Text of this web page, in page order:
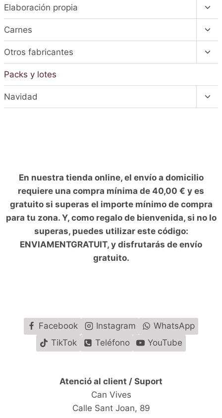
Elaboración propia
hijo
Carnes
hijo
Otros fabricantes
Packs y lotes
Navidad
En nuestra tienda online, el envío a domicilio
requiere una compra mínima de 40,00 € y es
gratuito si superas el importe mínimo de compra
para tu zona. Y, como regalo de bienvenida, si no lo
superas, puedes utilizar este código:
ENVIAMENTGRATUIT, y disfrutarás de envío
gratuito.
Facebook Instagram
WhatsApp
TikTok
Teléfono YouTube
Atenció al client / Suport
Can Vives
Calle Sant Joan, 89